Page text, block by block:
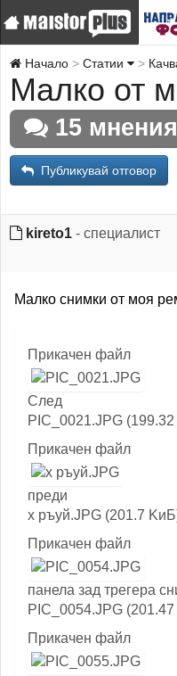
Начало Статии
Малко от
15 мнения
Публикувай отговор
kireto1 - специалист
Малко снимки от моя
Прикачен файл
След
PIC_0021.JPG
Прикачен файл
преди
х ръуй.JPG (201.7
Прикачен файл
панела зад трегера
PIC_0054.JPG
Прикачен файл